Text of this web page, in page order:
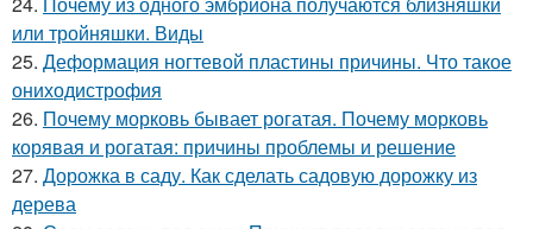
или тройняшки. Виды
25. Деформация ногтевой пластины причины. Что такое
ониходистрофия
26. Почему морковь бывает рогатая. Почему морковь
корявая и рогатая: причины проблемы и решение
27. Дорожка в саду. Как сделать садовую дорожку из
дерева